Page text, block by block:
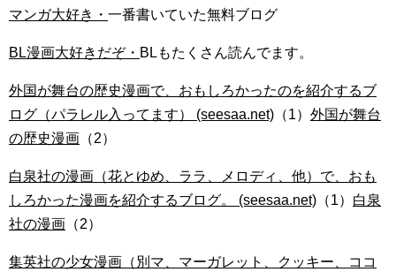
マンガ大好き・ 一番書いていた無料ブログ
BL漫画大好きだぞ・ BLもたくさん読んでます。
外国が舞台の歴史漫画で、おもしろかったのを紹介するブ
ログ（パラレル入ってます） (seesaa.net) （1） 外国が舞台
の歴史漫画 （2）
白泉社の漫画（花とゆめ、ララ、メロディ、他）で、おも
しろかった漫画を紹介するブログ。 (seesaa.net) （1） 白泉
社の漫画 （2）
集英社の少女漫画（別マ、マーガレット、クッキー、ココ